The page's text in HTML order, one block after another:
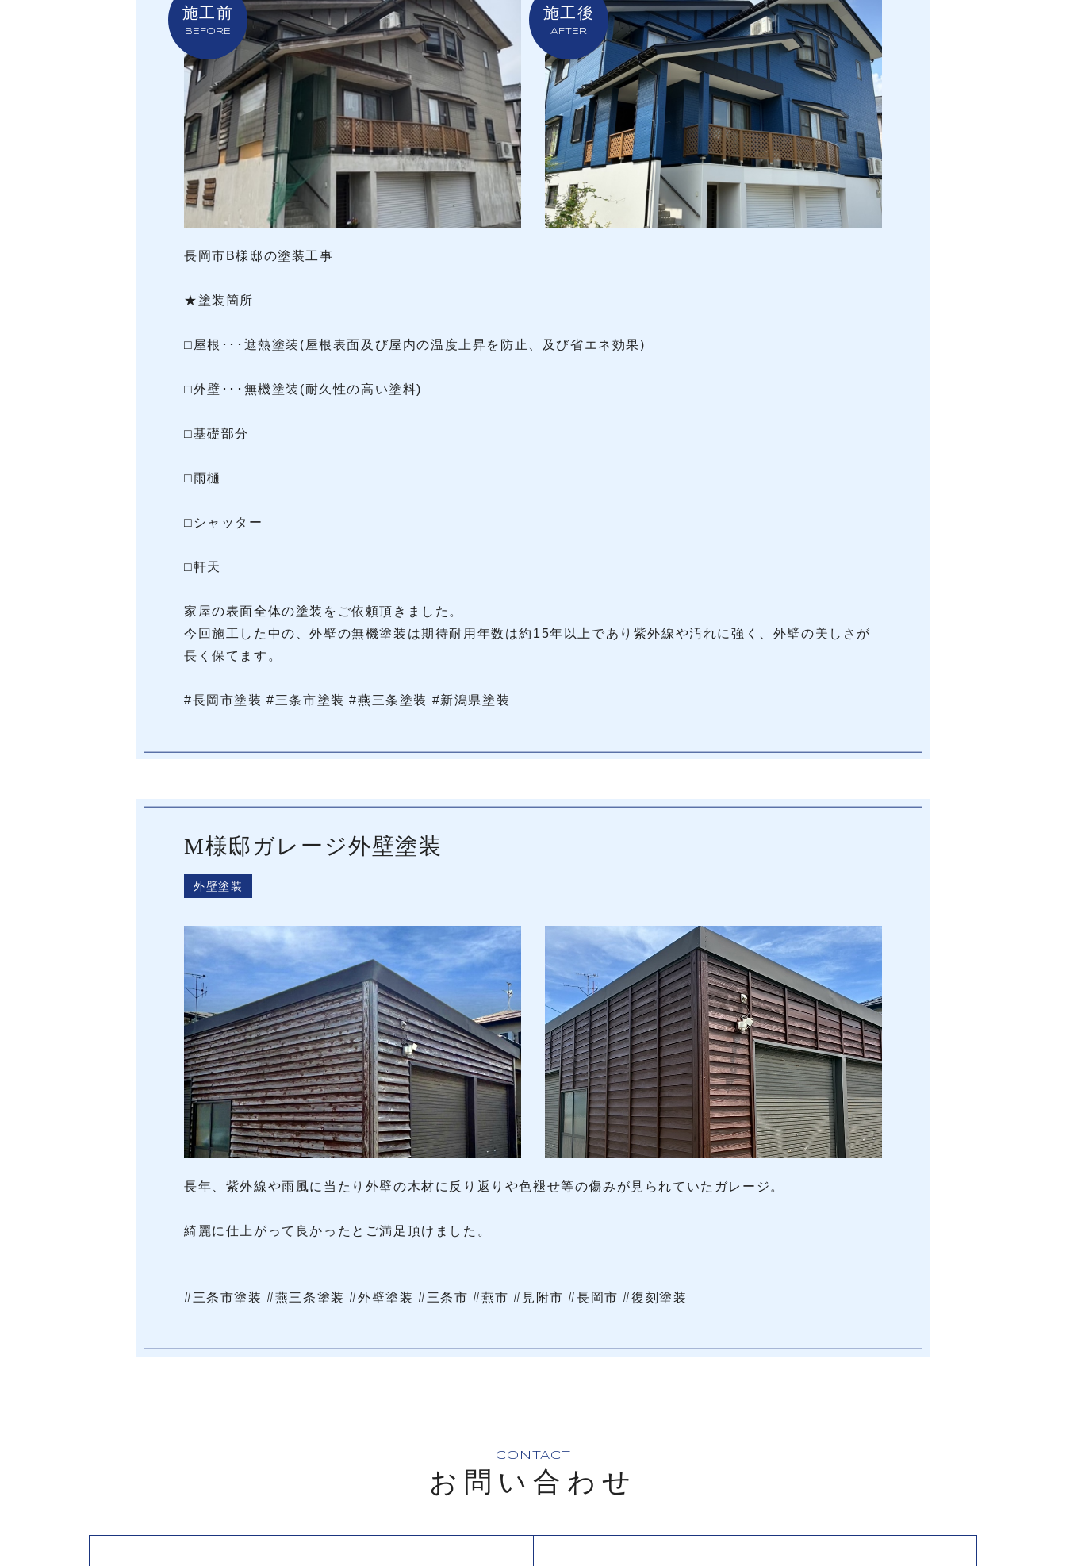
施工前
BEFORE
施工後
AFTER
長岡市B様邸の塗装工事
★塗装箇所
⬜︎屋根･･･遮熱塗装(屋根表面及び屋内の温度上昇を防止、及び省エネ効果)
⬜︎外壁･･･無機塗装(耐久性の高い塗料)
⬜︎基礎部分
⬜︎雨樋
⬜︎シャッター
⬜︎軒天
家屋の表面全体の塗装をご依頼頂きました。
今回施工した中の、外壁の無機塗装は期待耐用年数は約15年以上であり紫外線や汚れに強く、外壁の美しさが
長く保てます。
#長岡市塗装 #三条市塗装 #燕三条塗装 #新潟県塗装
M様邸ガレージ外壁塗装
外壁塗装
長年、紫外線や雨風に当たり外壁の木材に反り返りや色褪せ等の傷みが見られていたガレージ。
綺麗に仕上がって良かったとご満足頂けました。
#三条市塗装 #燕三条塗装 #外壁塗装 #三条市 #燕市 #見附市 #長岡市 #復刻塗装
CONTACT
お問い合わせ